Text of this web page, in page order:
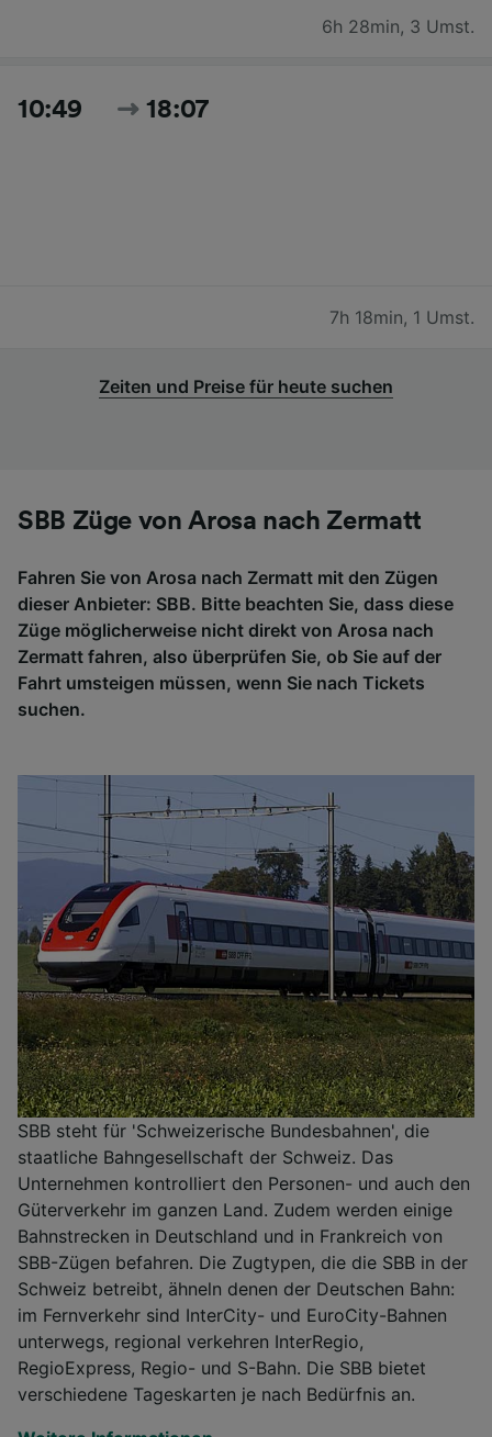
6h 28min, 3 Umst.
10:49 18:07
7h 18min, 1 Umst.
Zeiten und Preise für heute suchen
SBB Züge von Arosa nach Zermatt
Fahren Sie von Arosa nach Zermatt mit den Zügen
dieser Anbieter: SBB. Bitte beachten Sie, dass diese
Züge möglicherweise nicht direkt von Arosa nach
Zermatt fahren, also überprüfen Sie, ob Sie auf der
Fahrt umsteigen müssen, wenn Sie nach Tickets
suchen.
SBB steht für 'Schweizerische Bundesbahnen', die
staatliche Bahngesellschaft der Schweiz. Das
Unternehmen kontrolliert den Personen- und auch den
Güterverkehr im ganzen Land. Zudem werden einige
Bahnstrecken in Deutschland und in Frankreich von
SBB-Zügen befahren. Die Zugtypen, die die SBB in der
Schweiz betreibt, ähneln denen der Deutschen Bahn:
im Fernverkehr sind InterCity- und EuroCity-Bahnen
unterwegs, regional verkehren InterRegio,
RegioExpress, Regio- und S-Bahn. Die SBB bietet
verschiedene Tageskarten je nach Bedürfnis an.